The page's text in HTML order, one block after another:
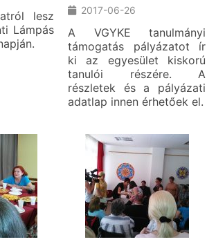
lesz
Lámpás
2017-06-26
A VGYKE tanulmányi
támogatás pályázatot ír
ki az egyesület kiskorú
tanulói részére. A
részletek és a pályázati
adatlap innen érhetőek el.